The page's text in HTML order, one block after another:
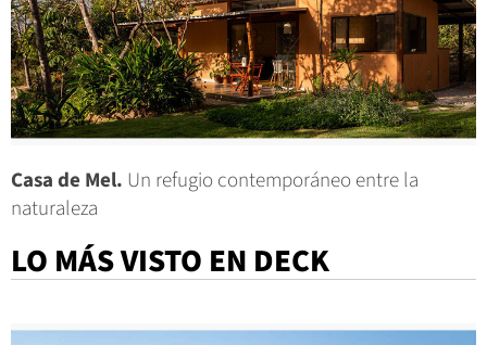
Casa de Mel. Un refugio contemporáneo entre la
naturaleza
LO MÁS VISTO EN DECK